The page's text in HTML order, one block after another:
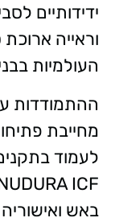
ידידותיים
וראייה
העולמיות
ההתמודדות
מחייבת
לעמוד
באש